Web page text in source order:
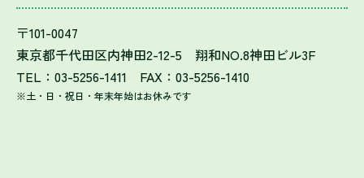
〒101-0047
東京都千代田区内神田2-12-5 翔和NO.8神田ビル3F
TEL：03-5256-1411 FAX：03-5256-1410
※土・日・祝日・年末年始はお休みです